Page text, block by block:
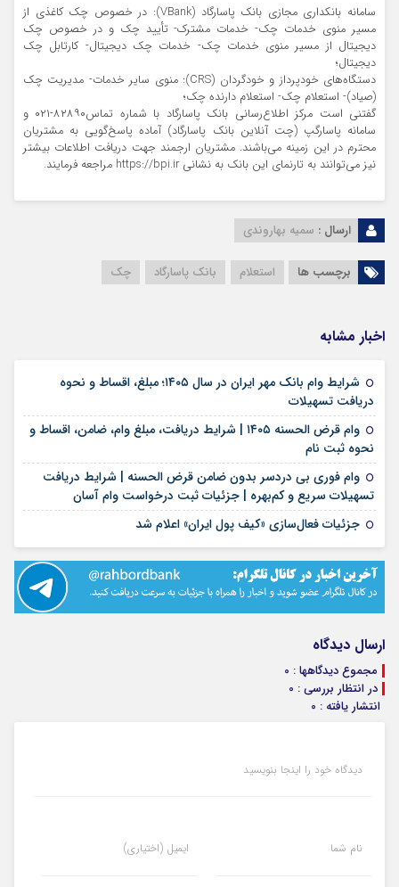
سامانه بانکداری مجازی بانک پاسارگاد (VBank): در خصوص چک‌ کاغذی از
مسیر منوی خدمات چک- خدمات مشترک- تأیید چک و در خصوص چک‌
دیجیتال از مسیر منوی خدمات چک- خدمات چک دیجیتال- کارتابل چک
دیجیتال؛
دستگاه‌های خودپرداز و خودگردان (CRS): منوی سایر خدمات- مدیریت چک
(صیاد)- استعلام چک- استعلام دارنده چک؛
گفتنی است مرکز اطلاع‌رسانی بانک پاسارگاد با شماره تماس۸۲۸۹۰-۰۲۱ و
سامانه پاسارگپ (چت آنلاین بانک پاسارگاد) آماده پاسخ‌گویی به مشتریان
محترم در این زمینه می‌باشند. مشتریان ارجمند جهت دریافت اطلاعات بیشتر
نیز می‌توانند به تارنمای این بانک به نشانی https://bpi.ir مراجعه فرمایند.
ارسال : سمیه بهاروندی
برچسب ها استعلام بانک پاسارگاد چک
اخبار مشابه
شرایط وام بانک مهر ایران در سال ۱۴۰۵؛ مبلغ، اقساط و نحوه
دریافت تسهیلات
وام قرض الحسنه ۱۴۰۵ | شرایط دریافت، مبلغ وام، ضامن، اقساط و
نحوه ثبت نام
وام فوری بی دردسر بدون ضامن قرض الحسنه | شرایط دریافت
تسهیلات سریع و کم‌بهره | جزئیات ثبت درخواست وام آسان
جزئیات فعال‌سازی «کیف پول ایران» اعلام شد
ارسال دیدگاه
مجموع دیدگاهها : 0
در انتظار بررسی : 0
انتشار یافته : 0
دیدگاه خود را اینجا بنویسید
نام شما ایمیل (اختیاری)